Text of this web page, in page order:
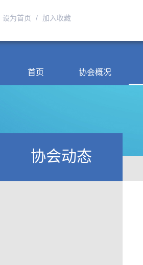
设为首页 / 加入收藏
首页 协会概况
协会动态